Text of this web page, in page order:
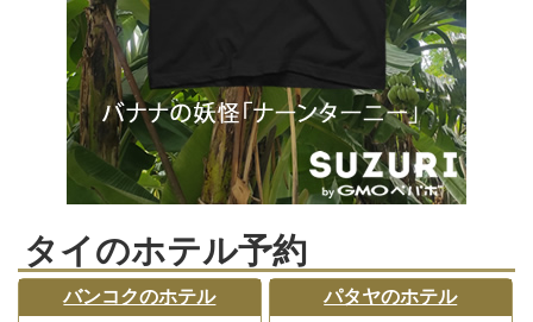
タイのホテル予約
バンコクのホテル パタヤのホテル